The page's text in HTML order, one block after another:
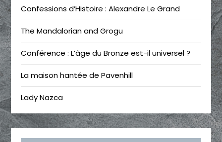
Confessions d’Histoire : Alexandre Le Grand
The Mandalorian and Grogu
Conférence : L’âge du Bronze est-il universel ?
La maison hantée de Pavenhill
Lady Nazca